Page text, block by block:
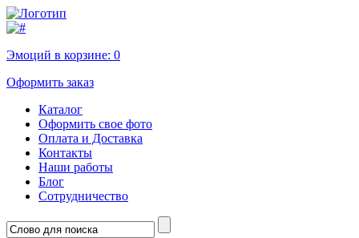
Эмоций в корзине: 0
Оформить заказ
Каталог
Оформить свое фото
Оплата и Доставка
Контакты
Наши работы
Блог
Сотрудничество